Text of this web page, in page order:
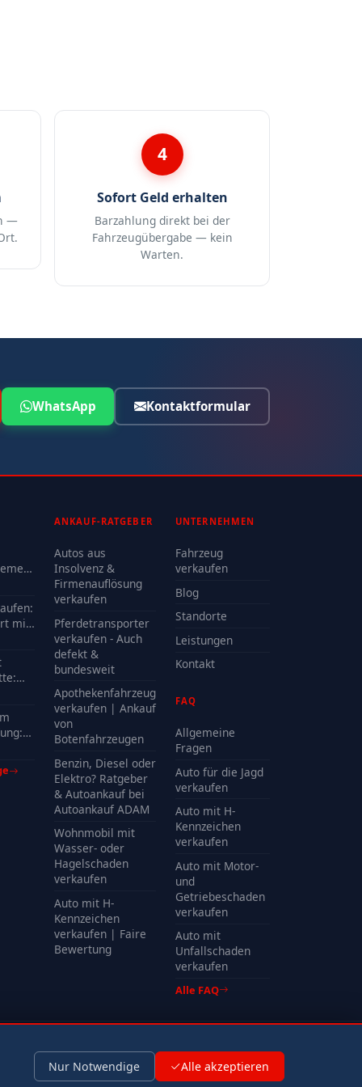
—
4
Sofort Geld erhalten
Barzahlung direkt bei der
Fahrzeugübergabe — kein
Warten.
WhatsApp Kontaktformular
mit
ANKAUF-RATGEBER
Autos aus
Insolvenz &
Firmenauflösung
verkaufen
Pferdetransporter
verkaufen - Auch
defekt &
bundesweit
Apothekenfahrzeug
verkaufen | Ankauf
von
Botenfahrzeugen
Benzin, Diesel oder
Elektro? Ratgeber
& Autoankauf bei
Autoankauf ADAM
Wohnmobil mit
Wasser- oder
Hagelschaden
verkaufen
Auto mit H-
Kennzeichen
verkaufen | Faire
Bewertung
UNTERNEHMEN
Fahrzeug
verkaufen
Blog
Standorte
Leistungen
Kontakt
FAQ
Allgemeine
Fragen
Auto für die Jagd
verkaufen
Auto mit H-
Kennzeichen
verkaufen
Auto mit Motor-
und
Getriebeschaden
verkaufen
Auto mit
Unfallschaden
verkaufen
Alle FAQ
Nur Notwendige Alle akzeptieren